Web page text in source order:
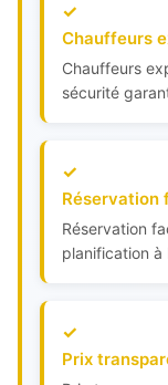
Chauffeurs
Chauffeurs
sécurité
Réservation
Réservation
planification à
Prix